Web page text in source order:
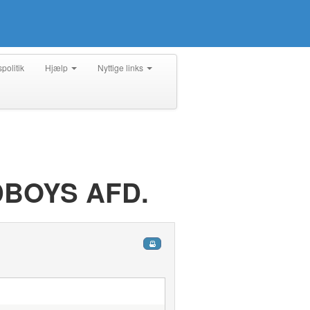
Hjælp Nyttige links
AFD.